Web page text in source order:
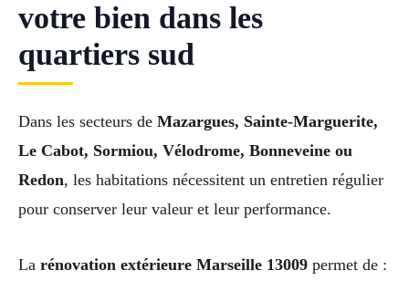
votre bien dans les
quartiers sud
Dans les secteurs de Mazargues, Sainte-Marguerite,
Le Cabot, Sormiou, Vélodrome, Bonneveine ou
Redon, les habitations nécessitent un entretien régulier
pour conserver leur valeur et leur performance.
La rénovation extérieure Marseille 13009 permet de :